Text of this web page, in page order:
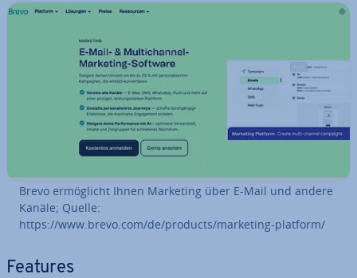
Brevo er­mög­licht Ihnen Marketing über E-Mail und andere
Kanäle; Quelle:
https://www.brevo.com/de/products/marketing-platform/
Features